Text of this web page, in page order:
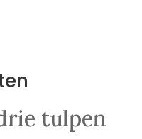
tulpen